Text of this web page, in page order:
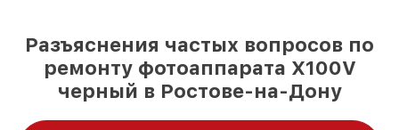
Разъяснения частых вопросов по
ремонту фотоаппарата X100V
черный в Ростове-на-Дону